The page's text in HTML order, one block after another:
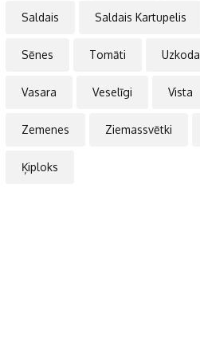
Saldais Saldais Kartupelis
Sēnes Tomāti Uzkoda
Vasara Veselīgi Vista
Zemenes Ziemassvētki
Ķiploks